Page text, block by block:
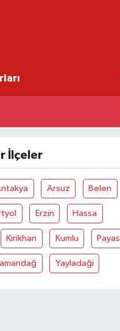
İlçeler
Arsuz Belen
Erzin Hassa
Kirikhan Kumlu Payas
Yayladaği